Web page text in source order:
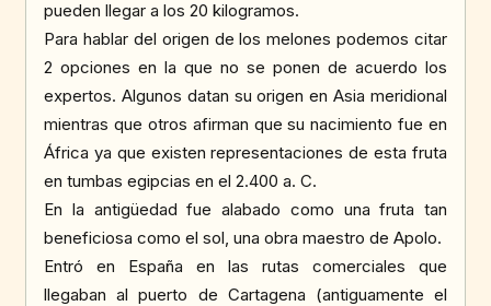
pueden llegar a los 20 kilogramos.
Para hablar del origen de los melones podemos citar
2 opciones en la que no se ponen de acuerdo los
expertos. Algunos datan su origen en Asia meridional
mientras que otros afirman que su nacimiento fue en
África ya que existen representaciones de esta fruta
en tumbas egipcias en el 2.400 a. C.
En la antigüedad fue alabado como una fruta tan
beneficiosa como el sol, una obra maestro de Apolo.
Entró en España en las rutas comerciales que
llegaban al puerto de Cartagena (antiguamente el